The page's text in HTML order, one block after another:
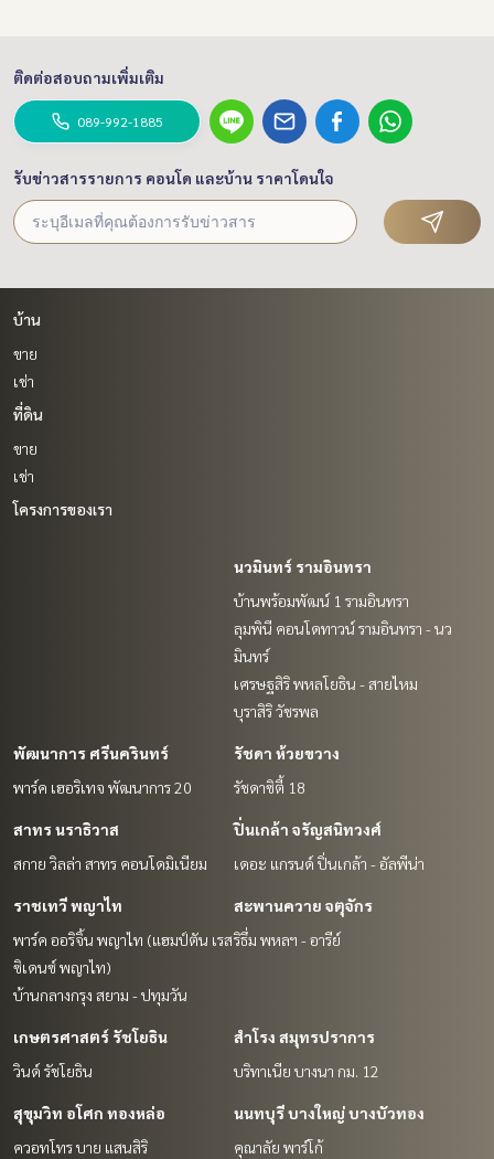
ติดต่อสอบถามเพิ่มเติม
089-992-1885
รับข่าวสารรายการ คอนโด และบ้าน ราคาโดนใจ
บ้าน
ขาย
เช่า
ที่ดิน
ขาย
เช่า
โครงการของเรา
นวมินทร์ รามอินทรา
บ้านพร้อมพัฒน์ 1 รามอินทรา
ลุมพินี คอนโดทาวน์ รามอินทรา - นว
มินทร์
เศรษฐสิริ พหลโยธิน - สายไหม
บุราสิริ วัชรพล
พัฒนาการ ศรีนครินทร์
พาร์ค เฮอริเทจ พัฒนาการ 20
รัชดา ห้วยขวาง
รัชดาซิตี้ 18
สาทร นราธิวาส
สกาย วิลล่า สาทร คอนโดมิเนียม
ปิ่นเกล้า จรัญสนิทวงศ์
เดอะ แกรนด์ ปิ่นเกล้า - อัลพีน่า
ราชเทวี พญาไท
พาร์ค ออริจิ้น พญาไท (แฮมป์ตัน เรส
ซิเดนซ์ พญาไท)
บ้านกลางกรุง สยาม - ปทุมวัน
สะพานควาย จตุจักร
ริธึ่ม พหลฯ - อารีย์
เกษตรศาสตร์ รัชโยธิน
วินด์ รัชโยธิน
สำโรง สมุทรปราการ
บริทาเนีย บางนา กม. 12
สุขุมวิท อโศก ทองหล่อ
ควอทโทร บาย แสนสิริ
นนทบุรี บางใหญ่ บางบัวทอง
คุณาลัย พาร์โก้